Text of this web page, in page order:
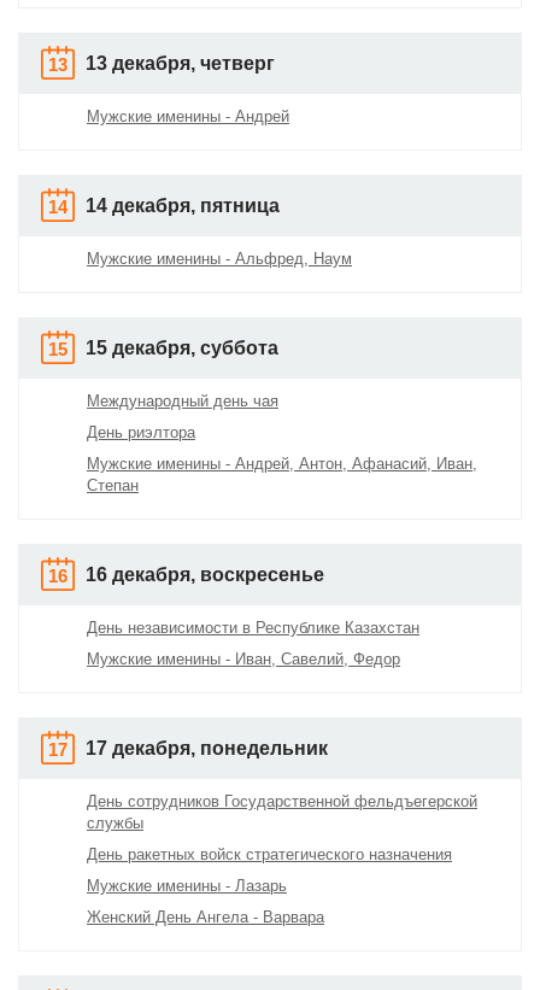
13 13 декабря, четверг
Мужские именины - Андрей
14 14 декабря, пятница
Мужские именины - Альфред, Наум
15 15 декабря, суббота
Международный день чая
День риэлтора
Мужские именины - Андрей, Антон, Афанасий, Иван,
Степан
16 16 декабря, воскресенье
День независимости в Республике Казахстан
Мужские именины - Иван, Савелий, Федор
17 17 декабря, понедельник
День сотрудников Государственной фельдъегерской
службы
День ракетных войск стратегического назначения
Мужские именины - Лазарь
Женский День Ангела - Варвара